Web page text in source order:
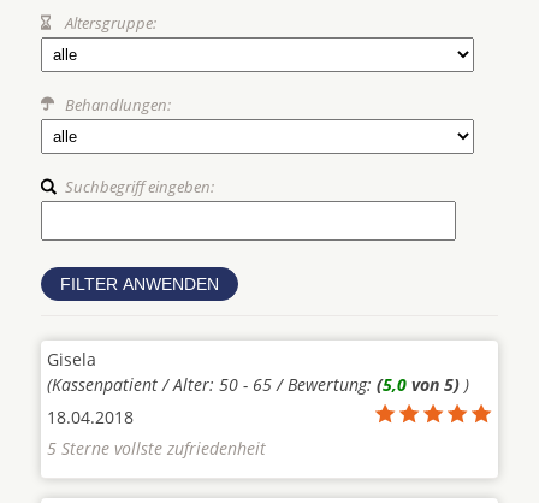
Altersgruppe:
Behandlungen:
Suchbegriff eingeben:
Gisela
(Kassenpatient / Alter: 50 - 65 / Bewertung: (5,0 von 5) )
18.04.2018
5 Sterne vollste zufriedenheit